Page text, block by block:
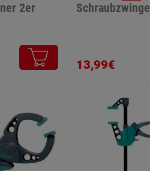
2er
13,99€